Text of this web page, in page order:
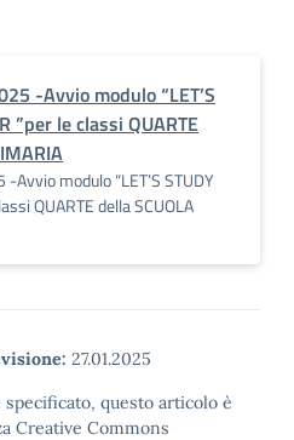
-Avvio modulo “LET’S
”per le classi QUARTE
modulo “LET’S STUDY
QUARTE della SCUOLA
27.01.2025
questo articolo è
Creative Commons